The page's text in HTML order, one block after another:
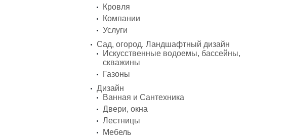
Кровля
Компании
Услуги
Сад, огород. Ландшафтный дизайн
Искусственные водоемы, бассейны,
скважины
Газоны
Дизайн
Ванная и Сантехника
Двери, окна
Лестницы
Мебель